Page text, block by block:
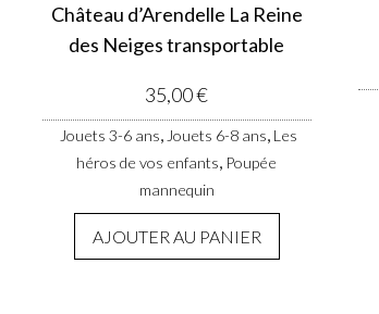
Château d’Arendelle La Reine
des Neiges transportable
35,00€
Jouets 3-6 ans, Jouets 6-8 ans, Les
héros de vos enfants, Poupée
mannequin
AJOUTER AU PANIER